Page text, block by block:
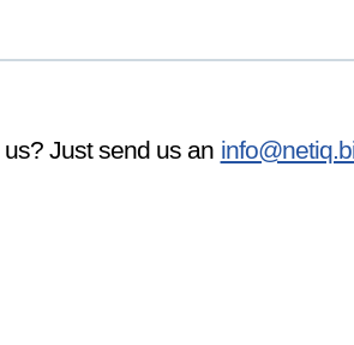
Just send us an